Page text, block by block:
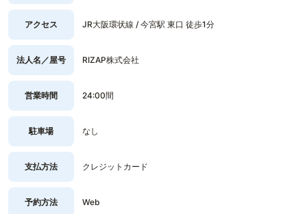
アクセス JR大阪環状線 / 今宮駅 東口 徒歩1分
法人名／屋号 RIZAP株式会社
営業時間 24:00間
駐車場 なし
支払方法 クレジットカード
予約方法 Web